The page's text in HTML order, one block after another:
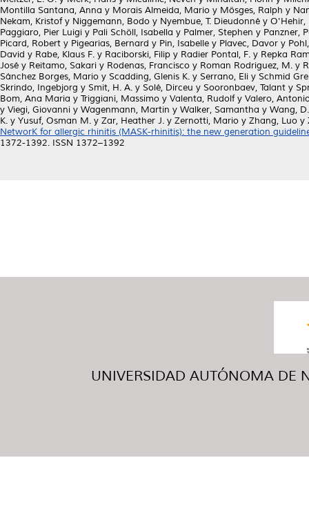
Montilla Santana, Anna y Morais Almeida, Mario y Mösges, Ralph y
Nekam, Kristofy Niggemann, Bodo y Nyembue, T. Dieudonné y O'Hehir,
Paggiaro, Pier Luigi y Pali Schöll, Isabella y Palmer, Stephen y Panzner,
Picard, Robert y Pigearias, Bernard y Pin, Isabelle y Plavec, Davor y
David y Rabe, Klaus F. y Raciborski, Filip y Radier Pontal, F. y Repka
José y Reitamo, Sakari y Rodenas, Francisco y Roman Rodriguez, M. y
Sánchez Borges, Mario y Scadding, Glenis K. y Serrano, Eli y Schmid
Skrindo, Ingebjorg y Smit, H. A. y Solé, Dirceu y Sooronbaev, Talant y
Bom, Ana Maria y Triggiani, Massimo y Valenta, Rudolfy Valero,
y Viegi, Giovanni y Wagenmann, Martin y Walker, Samantha y Wang, D.
K. y Yusuf, Osman M. y Zar, Heather J. y Zernotti, Mario y Zhang, Luo y
NetworK for allergic rhinitis (MASK-rhinitis): the new generation
1372-1392. ISSN 1372–1392
UNIVERSIDAD AUTÓNOMA DE